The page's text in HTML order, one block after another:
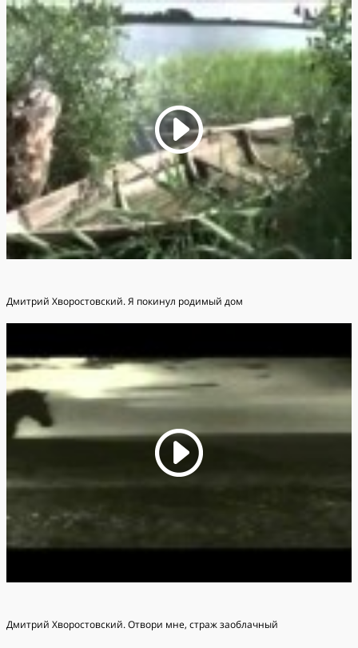
Дмитрий Хворостовский. Я покинул родимый дом
Дмитрий Хворостовский. Отвори мне, страж заоблачный